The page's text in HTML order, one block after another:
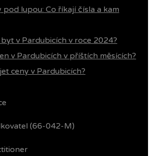
lupou: Co říkají čísla a kam
v Pardubicích v roce 2024?
v Pardubicích v příštích měsících?
ceny v Pardubicích?
(66-042-M)